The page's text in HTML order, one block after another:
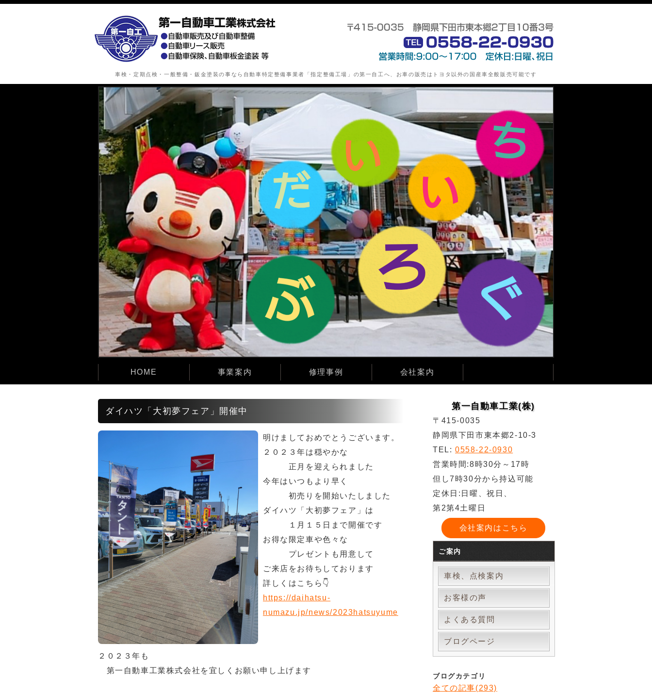
車検・定期点検・一般整備・鈑金塗装の事なら自動車特定整備事業者「指定整備工場」の第一自工へ、お車の販売はトヨタ以外の国産車全般販売可能です
HOME 事業案内 修理事例 会社案内
ダイハツ「大初夢フェア」開催中
明けましておめでとうございます。
２０２３年は穏やかな
正月を迎えられました
今年はいつもより早く
初売りを開始いたしました
ダイハツ「大初夢フェア」は
１月１５日まで開催です
お得な限定車や色々な
プレゼントも用意して
ご来店をお待ちしております
詳しくはこちら👇
https://daihatsu-
numazu.jp/news/2023hatsuyume
２０２３年も
第一自動車工業株式会社を宜しくお願い申し上げます
第一自動車工業(株)
〒415-0035
静岡県下田市東本郷2-10-3
TEL: 0558-22-0930
営業時間:8時30分～17時
但し7時30分から持込可能
定休日:日曜、祝日、
第2第4土曜日
会社案内はこちら
ご案内
車検、点検案内
お客様の声
よくある質問
ブログページ
ブログカテゴリ
全ての記事(293)